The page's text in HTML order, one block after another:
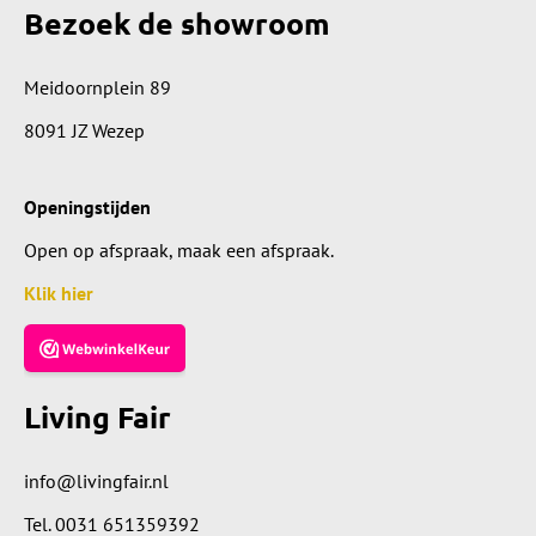
Bezoek de showroom
Meidoornplein 89
8091 JZ Wezep
Openingstijden
Open op afspraak, maak een afspraak.
Klik hier
Living Fair
info@livingfair.nl
Tel.0031 651359392